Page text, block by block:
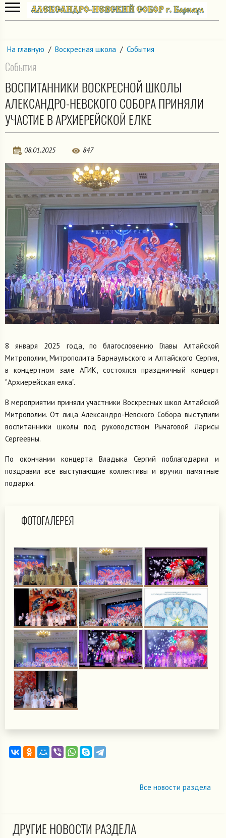
На главную / Воскресная школа / События
События
ВОСПИТАННИКИ ВОСКРЕСНОЙ ШКОЛЫ
АЛЕКСАНДРО-НЕВСКОГО СОБОРА ПРИНЯЛИ
УЧАСТИЕ В АРХИЕРЕЙСКОЙ ЕЛКЕ
08.01.2025 847
8 января 2025 года, по благословению Главы Алтайской
Митрополии, Митрополита Барнаульского и Алтайского Сергия,
в концертном зале АГИК, состоялся праздничный концерт
"Архиерейская елка".
В мероприятии приняли участники Воскресных школ Алтайской
Митрополии. От лица Александро-Невского Собора выступили
воспитанники школы под руководством Рычаговой Ларисы
Сергеевны.
По окончании концерта Владыка Сергий поблагодарил и
поздравил все выступающие коллективы и вручил памятные
подарки.
ФОТОГАЛЕРЕЯ
Все новости раздела
ДРУГИЕ НОВОСТИ РАЗДЕЛА